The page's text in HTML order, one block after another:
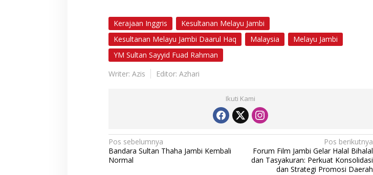
Kerajaan Inggris
Kesultanan Melayu Jambi
Kesultanan Melayu Jambi Daarul Haq
Malaysia
Melayu Jambi
YM Sultan Sayyid Fuad Rahman
Writer: Azis
Editor: Azhari
Ikuti Kami
N
a
Pos sebelumnya
Bandara Sultan Thaha Jambi Kembali
Normal
Pos berikutnya
Forum Film Jambi Gelar Halal Bihalal
dan Tasyakuran: Perkuat Konsolidasi
dan Strategi Promosi Daerah